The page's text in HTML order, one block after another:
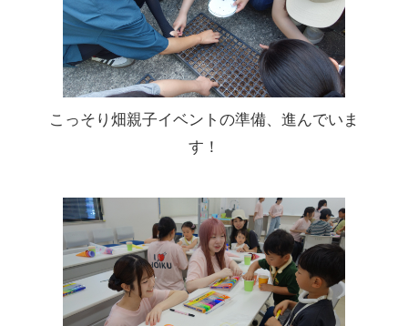
こっそり畑親子イベントの準備、進んでいま
す！